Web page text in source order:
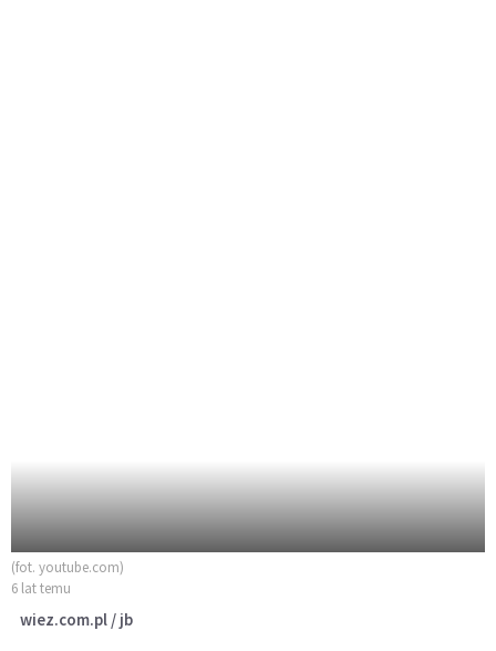
(fot. youtube.com)
6 lat temu
wiez.com.pl / jb